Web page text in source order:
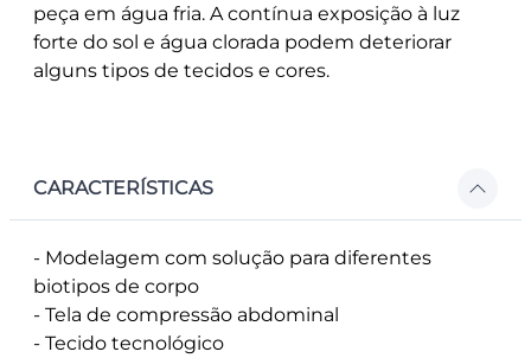
peça em água fria. A contínua exposição à luz
forte do sol e água clorada podem deteriorar
alguns tipos de tecidos e cores.
CARACTERÍSTICAS
- Modelagem com solução para diferentes
biotipos de corpo
- Tela de compressão abdominal
- Tecido tecnológico